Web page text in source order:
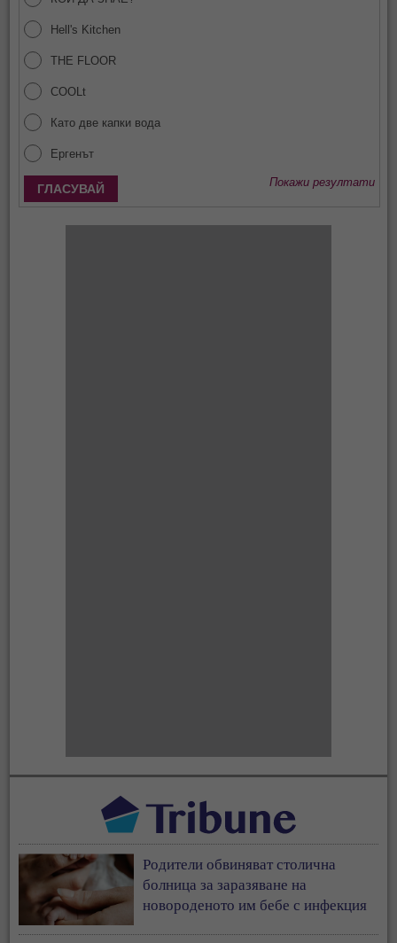
Hell's Kitchen
THE FLOOR
COOLt
Като две капки вода
Ергенът
Покажи резултати
Родители обвиняват столична
болница за заразяване на
новороденото им бебе с инфекция